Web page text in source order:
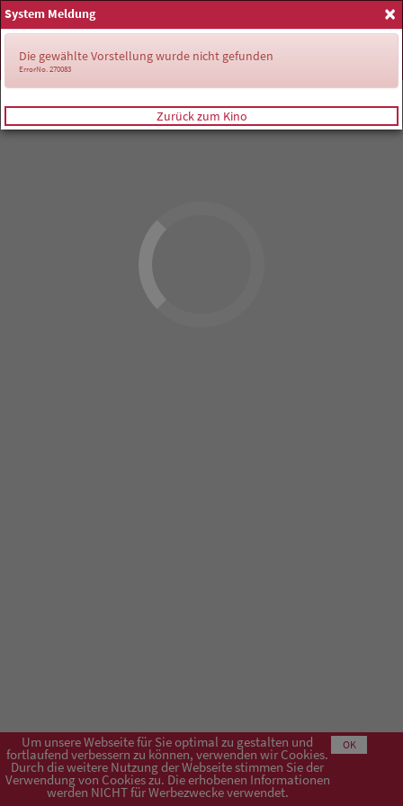
Anmelden
Um unsere Webseite für Sie optimal zu gestalten und
fortlaufend verbessern zu können, verwenden wir Cookies.
Durch die weitere Nutzung der Webseite stimmen Sie der
Verwendung von Cookies zu. Die erhobenen Informationen
werden NICHT für Werbezwecke verwendet.
OK
×
System Meldung
Die gewählte Vorstellung wurde nicht gefunden
ErrorNo. 270083
Zurück zum Kino
Impressum AGB Datenschutzerklärung